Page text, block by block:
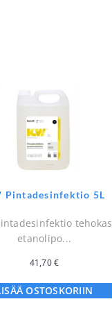
Pintadesinfektio 5L
tehokas
etanolipo...
41,70€
OSTOSKORIIN